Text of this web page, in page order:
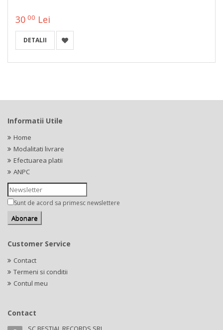
30 00 Lei
DETALII
Informatii Utile
Home
Modalitati livrare
Efectuarea platii
ANPC
Sunt de acord sa primesc newslettere
Customer Service
Contact
Termeni si conditii
Contul meu
Contact